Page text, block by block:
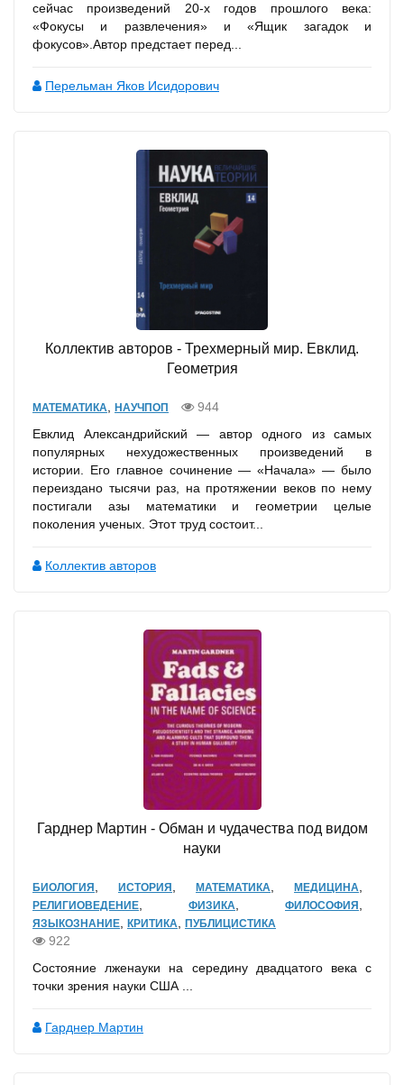
сейчас произведений 20-х годов прошлого века:
«Фокусы и развлечения» и «Ящик загадок и
фокусов».Автор предстает перед...
Перельман Яков Исидорович
Коллектив авторов - Трехмерный мир. Евклид.
Геометрия
МАТЕМАТИКА НАУЧПОП
944
Евклид Александрийский — автор одного из самых
популярных нехудожественных произведений в
истории. Его главное сочинение — «Начала» — было
переиздано тысячи раз, на протяжении веков по нему
постигали азы математики и геометрии целые
поколения ученых. Этот труд состоит...
Коллектив авторов
Гарднер Мартин - Обман и чудачества под видом
науки
БИОЛОГИЯ ИСТОРИЯ МАТЕМАТИКА МЕДИЦИНА
РЕЛИГИОВЕДЕНИЕ ФИЗИКА ФИЛОСОФИЯ
ЯЗЫКОЗНАНИЕ КРИТИКА ПУБЛИЦИСТИКА
922
Состояние лженауки на середину двадцатого века с
точки зрения науки США ...
Гарднер Мартин